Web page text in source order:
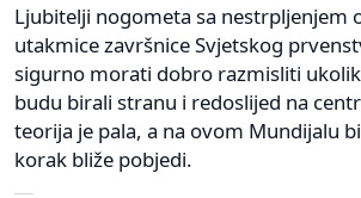
Ljubitelji nogometa sa nestrpljenjem
utakmice završnice Svjetskog
sigurno morati dobro razmisliti
budu birali stranu i redoslijed na
teorija je pala, a na ovom Mundijalu
korak bliže pobjedi.